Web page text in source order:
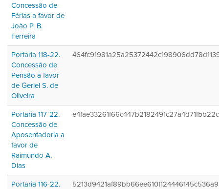
Concessão de
Férias a favor de
João P. B.
Ferreira
Portaria 118-22.
Concessão de
Pensão a favor
de Geriel S. de
Oliveira
Portaria 117-22.
Concessão de
Aposentadoria a
favor de
Raimundo A.
Dias
Portaria 116-22.